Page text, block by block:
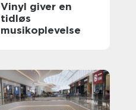
Vinyl giver en
tidløs
musikoplevelse